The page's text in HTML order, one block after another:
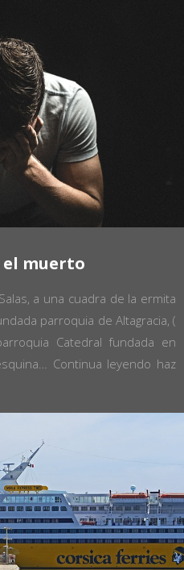
muerto
a una cuadra de la ermita
parroquia de Altagracia, (
Catedral fundada en
Continua leyendo haz